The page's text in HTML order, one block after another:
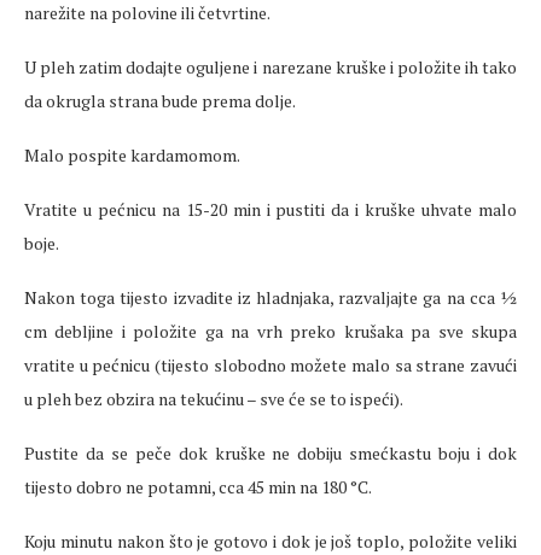
narežite na polovine ili četvrtine.
U pleh zatim dodajte oguljene i narezane kruške i položite ih tako
da okrugla strana bude prema dolje.
Malo pospite kardamomom.
Vratite u pećnicu na 15-20 min i pustiti da i kruške uhvate malo
boje.
Nakon toga tijesto izvadite iz hladnjaka, razvaljajte ga na cca ½
cm debljine i položite ga na vrh preko krušaka pa sve skupa
vratite u pećnicu (tijesto slobodno možete malo sa strane zavući
u pleh bez obzira na tekućinu – sve će se to ispeći).
Pustite da se peče dok kruške ne dobiju smećkastu boju i dok
tijesto dobro ne potamni, cca 45 min na 180 °C.
Koju minutu nakon što je gotovo i dok je još toplo, položite veliki